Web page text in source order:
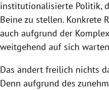
institutionalisierte Politik,
Beine zu stellen. Konkrete
auch aufgrund der
weitgehend auf sich
Das ändert freilich nichts
Denn aufgrund des